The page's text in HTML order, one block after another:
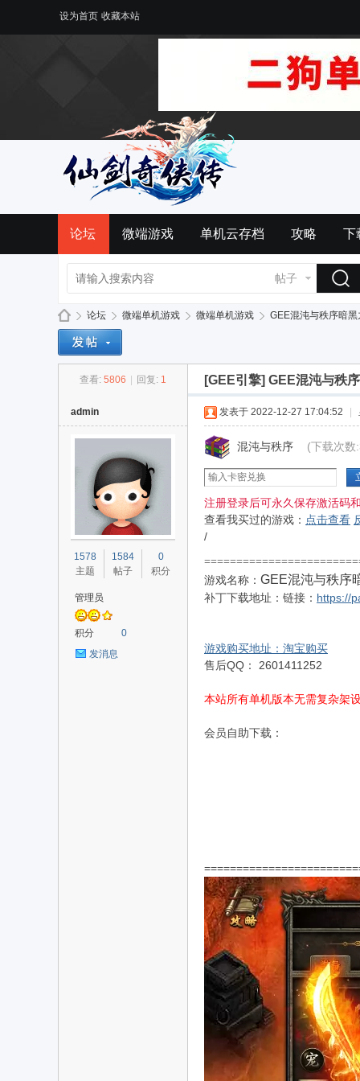
设为首页 收藏本站
论坛 微端游戏 单机云存档 攻略 下
帖子
论坛
›
微端单机游戏 微端单机游戏
›
GEE混沌与秩序暗
查看: 5806 回复: 1 [GEE引擎] GEE混沌与秩
admin
1578
主题
1584
帖子
0
积分
管理员
积分
0
发消息
发表于 2022-12-27 17:04:52
混沌与秩序 (下载次数
注册登录后可永久保存激活码
查看我买过的游戏： 点击查看
/
游戏名称 ： GEE混沌与秩序
补丁下载地址： 链接： https://
游戏购买地址 ： 淘宝购买
售后QQ： 2601411252
本站所有单机版本无需复杂架
会员自助下载 ：